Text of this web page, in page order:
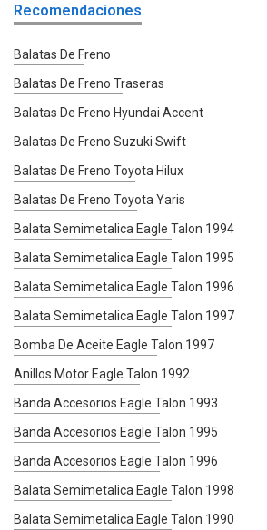
Recomendaciones
Balatas De Freno
Balatas De Freno Traseras
Balatas De Freno Hyundai Accent
Balatas De Freno Suzuki Swift
Balatas De Freno Toyota Hilux
Balatas De Freno Toyota Yaris
Balata Semimetalica Eagle Talon 1994
Balata Semimetalica Eagle Talon 1995
Balata Semimetalica Eagle Talon 1996
Balata Semimetalica Eagle Talon 1997
Bomba De Aceite Eagle Talon 1997
Anillos Motor Eagle Talon 1992
Banda Accesorios Eagle Talon 1993
Banda Accesorios Eagle Talon 1995
Banda Accesorios Eagle Talon 1996
Balata Semimetalica Eagle Talon 1998
Balata Semimetalica Eagle Talon 1990